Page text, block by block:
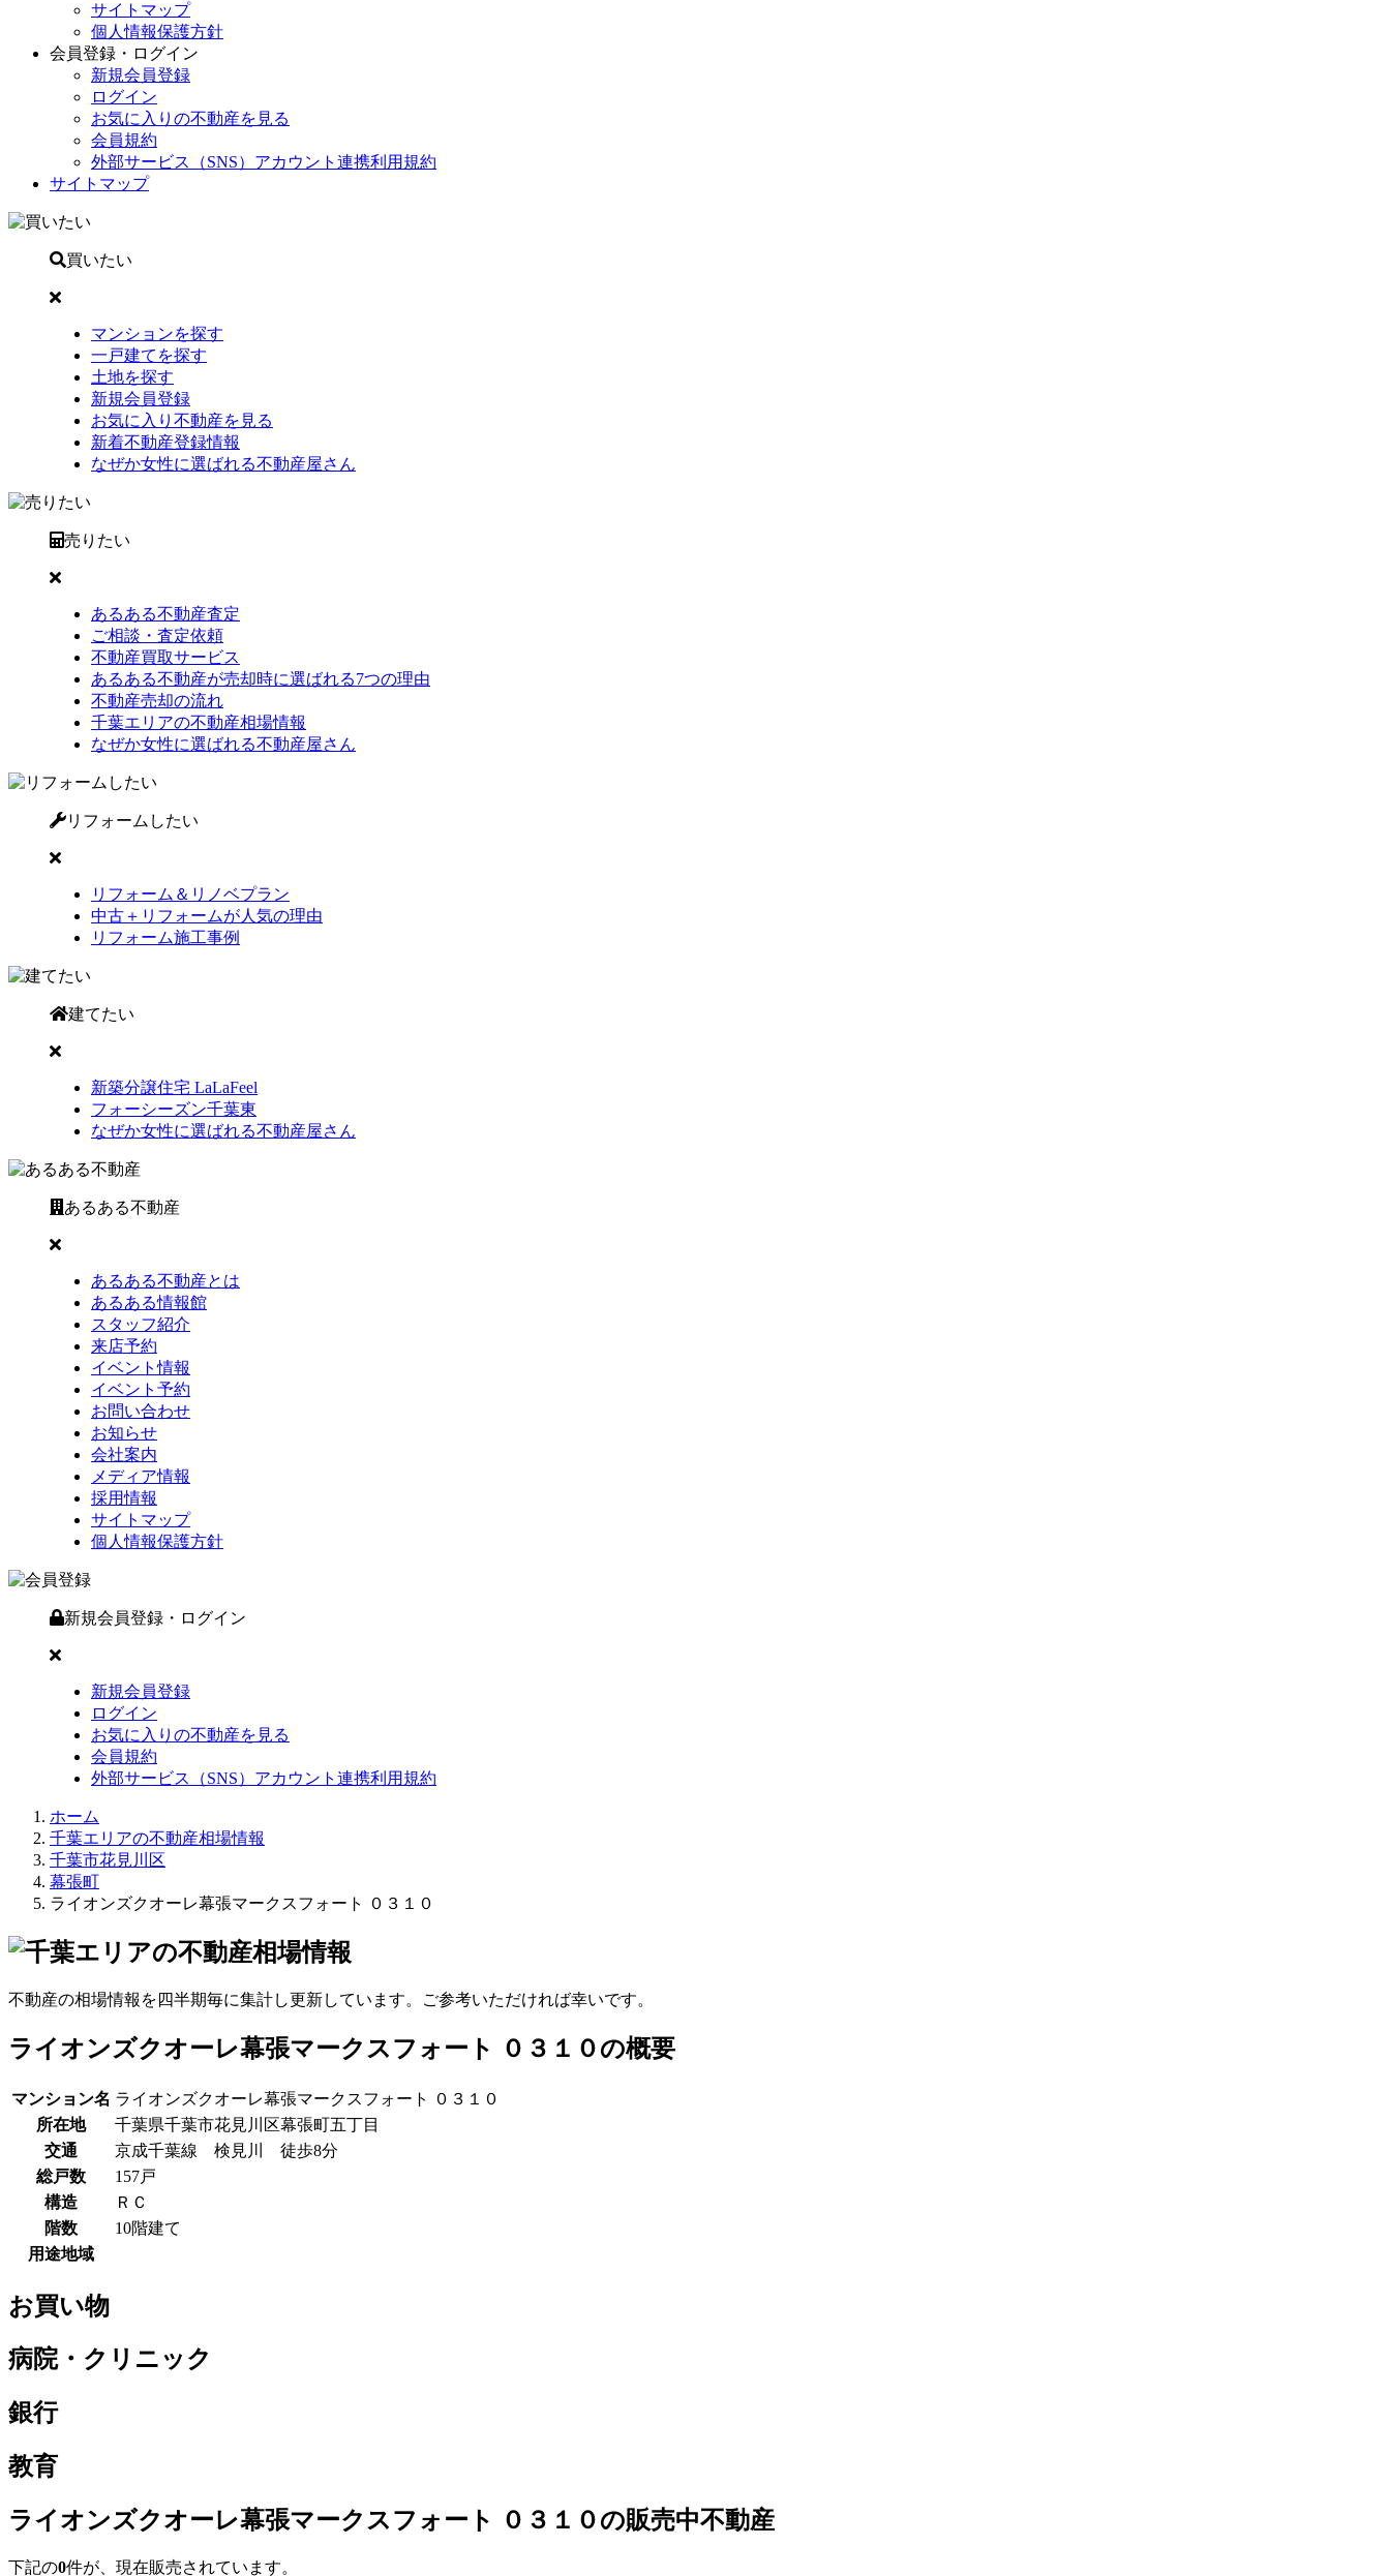
サイトマップ
個人情報保護方針
会員登録・ログイン
新規会員登録
ログイン
お気に入りの不動産を見る
会員規約
外部サービス（SNS）アカウント連携利用規約
サイトマップ
買いたい
マンションを探す
一戸建てを探す
土地を探す
新規会員登録
お気に入り不動産を見る
新着不動産登録情報
なぜか女性に選ばれる不動産屋さん
売りたい
あるある不動産査定
ご相談・査定依頼
不動産買取サービス
あるある不動産が売却時に選ばれる7つの理由
不動産売却の流れ
千葉エリアの不動産相場情報
なぜか女性に選ばれる不動産屋さん
リフォームしたい
リフォーム＆リノベプラン
中古＋リフォームが人気の理由
リフォーム施工事例
建てたい
新築分譲住宅 LaLaFeel
フォーシーズン千葉東
なぜか女性に選ばれる不動産屋さん
あるある不動産
あるある不動産とは
あるある情報館
スタッフ紹介
来店予約
イベント情報
イベント予約
お問い合わせ
お知らせ
会社案内
メディア情報
採用情報
サイトマップ
個人情報保護方針
新規会員登録・ログイン
新規会員登録
ログイン
お気に入りの不動産を見る
会員規約
外部サービス（SNS）アカウント連携利用規約
ホーム
千葉エリアの不動産相場情報
千葉市花見川区
幕張町
ライオンズクオーレ幕張マークスフォート ０３１０
不動産の相場情報を四半期毎に集計し更新しています。ご参考いただければ幸いです。
ライオンズクオーレ幕張マークスフォート ０３１０の概要
マンション名 ライオンズクオーレ幕張マークスフォート ０３１０
所在地
千葉県千葉市花見川区幕張町五丁目
交通
京成千葉線 検見川 徒歩8分
総戸数
157戸
構造
ＲＣ
階数
10階建て
用途地域
お買い物
病院・クリニック
銀行
教育
ライオンズクオーレ幕張マークスフォート ０３１０の販売中不動産
下記の0件が、現在販売されています。